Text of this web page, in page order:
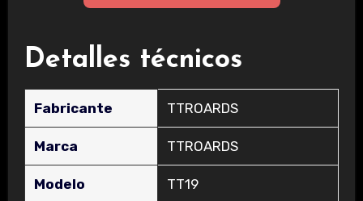
Detalles técnicos
Fabricante ‎TTROARDS
Marca ‎TTROARDS
Modelo ‎TT19